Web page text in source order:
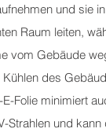
und sie
Raum leiten,
vom Gebäude
des
Folie minimiert
Strahlen und kann